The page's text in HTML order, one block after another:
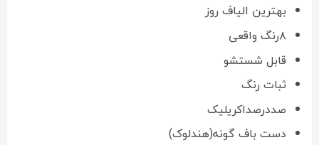
بهترین الیاف روز
۸رنگ واقعی
قابل شستشو
ثبات رنگ
صددرصداکریلیک
دست باف گونه(هندلوک)